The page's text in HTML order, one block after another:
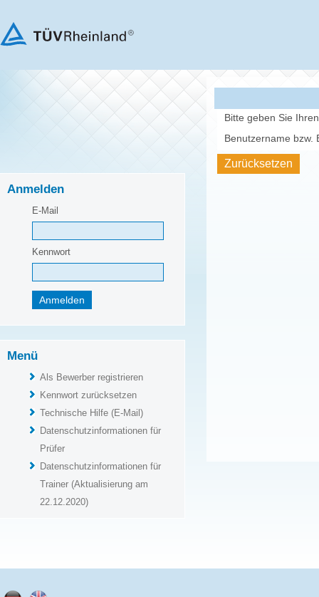
Anmelden
E-Mail
Kennwort
Menü
Als Bewerber registrieren
Kennwort zurücksetzen
Technische Hilfe (E-Mail)
Datenschutzinformationen für
Prüfer
Datenschutzinformationen für
Trainer (Aktualisierung am
22.12.2020)
Bitte geben Sie
Benutzername bzw.